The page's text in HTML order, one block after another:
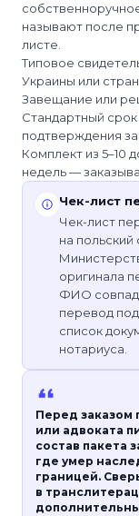
называют после
листе.
Типовое
Украины или
Завещание или
Стандартный
подтверждения
Комплект из 5–10
недель —
Чек-лист
Чек-лист
на
оригинала
ФИО
перевод
список
нотариуса.
Перед заказом
или адвоката
состав пакета
где умер
границей.
в